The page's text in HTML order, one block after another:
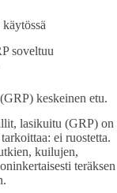
soveltuu
keskeinen etu.
lasikuitu (GRP) on
ei ruostetta.
kuilujen,
teräksen